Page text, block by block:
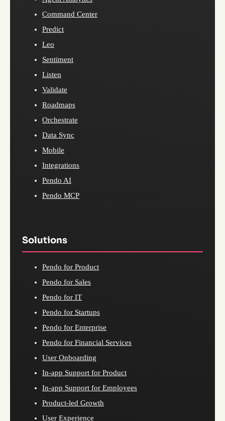
Command Center
Predict
Leo
Sentiment
Listen
Validate
Roadmaps
Orchestrate
Data Sync
Mobile
Integrations
Pendo AI
Pendo MCP
Solutions
Pendo for Product
Pendo for Sales
Pendo for IT
Pendo for Startups
Pendo for Enterprise
Pendo for Financial Services
User Onboarding
In-app Support for Product
In-app Support for Employees
Product-led Growth
User Experience